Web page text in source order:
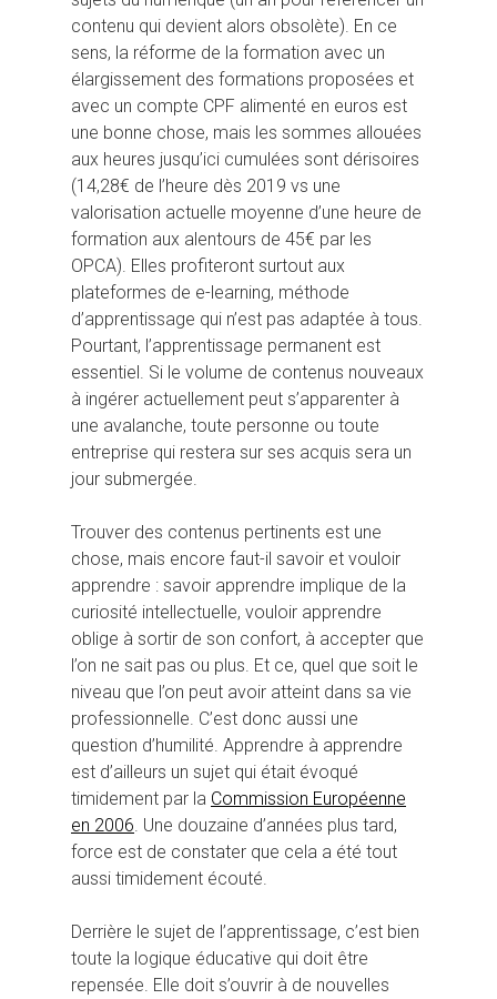
contenu qui devient alors obsolète). En ce
sens, la réforme de la formation avec un
élargissement des formations proposées et
avec un compte CPF alimenté en euros est
une bonne chose, mais les sommes allouées
aux heures jusqu’ici cumulées sont dérisoires
(14,28€ de l’heure dès 2019 vs une
valorisation actuelle moyenne d’une heure de
formation aux alentours de 45€ par les
OPCA). Elles profiteront surtout aux
plateformes de e-learning, méthode
d’apprentissage qui n’est pas adaptée à tous.
Pourtant, l’apprentissage permanent est
essentiel. Si le volume de contenus nouveaux
à ingérer actuellement peut s’apparenter à
une avalanche, toute personne ou toute
entreprise qui restera sur ses acquis sera un
jour submergée.
Trouver des contenus pertinents est une
chose, mais encore faut-il savoir et vouloir
apprendre : savoir apprendre implique de la
curiosité intellectuelle, vouloir apprendre
oblige à sortir de son confort, à accepter que
l’on ne sait pas ou plus. Et ce, quel que soit le
niveau que l’on peut avoir atteint dans sa vie
professionnelle. C’est donc aussi une
question d’humilité. Apprendre à apprendre
est d’ailleurs un sujet qui était évoqué
timidement par la Commission Européenne
en 2006 . Une douzaine d’années plus tard,
force est de constater que cela a été tout
aussi timidement écouté.
Derrière le sujet de l’apprentissage, c’est bien
toute la logique éducative qui doit être
repensée. Elle doit s’ouvrir à de nouvelles